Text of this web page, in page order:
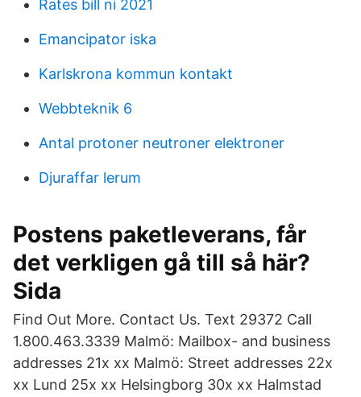
Rates bill ni 2021
Emancipator iska
Karlskrona kommun kontakt
Webbteknik 6
Antal protoner neutroner elektroner
Djuraffar lerum
Postens paketleverans, får
det verkligen gå till så här?
Sida
Find Out More. Contact Us. Text 29372 Call
1.800.463.3339 Malmö: Mailbox- and business
addresses 21x xx Malmö: Street addresses 22x
xx Lund 25x xx Helsingborg 30x xx Halmstad